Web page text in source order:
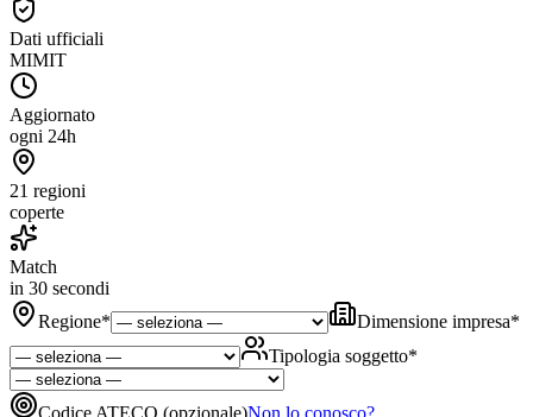
Dati ufficiali
MIMIT
Aggiornato
ogni 24h
21 regioni
coperte
Match
in 30 secondi
Regione* Dimensione impresa*
Tipologia soggetto*
Codice ATECO (opzionale)Non lo conosco?